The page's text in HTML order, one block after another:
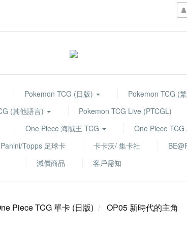
Pokemon TCG (日版) Pokemon TCG (
(其他語言) Pokemon TCG Live (PTCGL)
One Piece 海賊王 TCG One Piece TCG
Panini/Topps 足球卡 卡卡沃/ 集卡社
減價商品
客戶需知
Piece TCG 單卡 (日版) OP05 新時代的主角